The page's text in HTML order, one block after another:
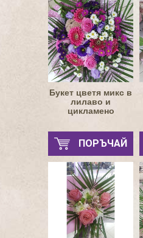
Букет цветя микс в
лилаво и
цикламено
ПОРЪЧАЙ